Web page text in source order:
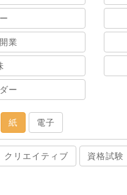
業
ー
紙 電子
クリエイティブ 資格試験